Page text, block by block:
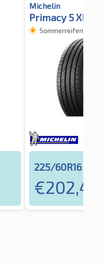
Michelin
Primacy 5 XL TL
Sommerreifen
225/60R16
€202,43